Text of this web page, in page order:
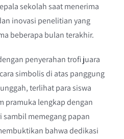
sekolah saat menerima
inovasi penelitian yang
beberapa bulan terakhir.
penyerahan trofi juara
simbolis di atas panggung
terlihat para siswa
pramuka lengkap dengan
memegang papan
bahwa dedikasi